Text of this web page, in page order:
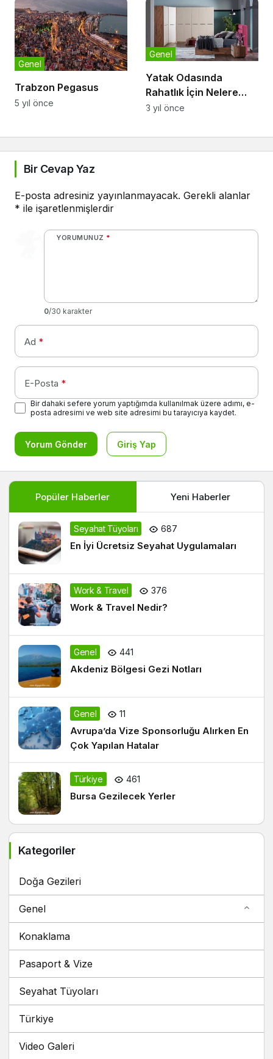
Trabzon Pegasus
Genel
5 yıl önce
Yatak Odasında
Rahatlık İçin Nelere
Dikkat Etmeliyiz?
Genel
3 yıl önce
Bir Cevap Yaz
E-posta adresiniz yayınlanmayacak. Gerekli alanlar
* ile işaretlenmişlerdir
YORUMUNUZ *
0/30 karakter
Ad *
E-Posta *
Bir dahaki sefere yorum yaptığımda kullanılmak üzere adımı, e-
posta adresimi ve web site adresimi bu tarayıcıya kaydet.
Yorum Gönder Giriş Yap
Popüler Haberler Yeni Haberler
Seyahat Tüyoları 687
En İyi Ücretsiz Seyahat Uygulamaları
Work & Travel 376
Work & Travel Nedir?
Genel 441
Akdeniz Bölgesi Gezi Notları
Genel 11
Avrupa’da Vize Sponsorluğu Alırken En
Çok Yapılan Hatalar
Türkiye 461
Bursa Gezilecek Yerler
Kategoriler
Doğa Gezileri
Genel
Konaklama
Pasaport & Vize
Seyahat Tüyoları
Türkiye
Video Galeri